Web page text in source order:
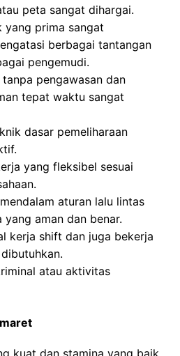
peta sangat dihargai.
yang prima sangat
berbagai tantangan
pengemudi.
pengawasan dan
tepat waktu sangat
dasar pemeliharaan
yang fleksibel sesuai
aturan lalu lintas
aman dan benar.
kerja shift dan juga bekerja
atau aktivitas
kuat dan stamina yang baik.